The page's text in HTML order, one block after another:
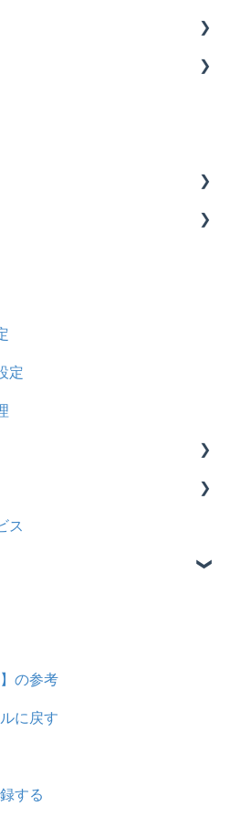
ユーザー
ト
ート
ト
ト
ート
ート
ト
ト
ーザー編集について
ーザーグループ設定
考
参考
て
たユーザ
ったユーザ
レッド
定
て
設定
ス
の参考
に戻す
する